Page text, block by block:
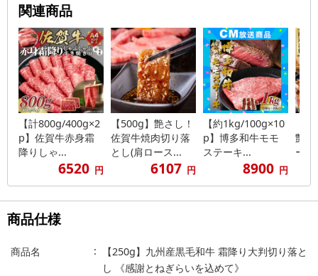
関連商品
【計800g/400g×2
p】佐賀牛赤身霜
降りしゃ...
6520 円
【500g】艶さし！
佐賀牛焼肉切り落
とし(肩ロース...
6107 円
【約1kg/100g×10
p】博多和牛モモ
ステーキ...
8900 円
艶さ
ー
商品仕様
商品名
【250g】九州産黒毛和牛 霜降り大判切り落と
し 《感謝とねぎらいを込めて》